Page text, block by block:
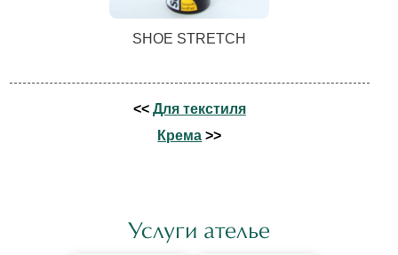
SHOE STRETCH
<< Для текстиля
Крема >>
Услуги ателье